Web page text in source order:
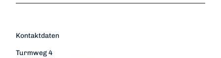
Kontaktdaten
Turmweg 4